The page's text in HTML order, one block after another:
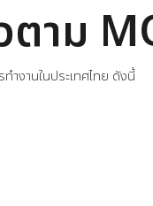
ตาม
ำงานในประเทศไทย ดังนี้